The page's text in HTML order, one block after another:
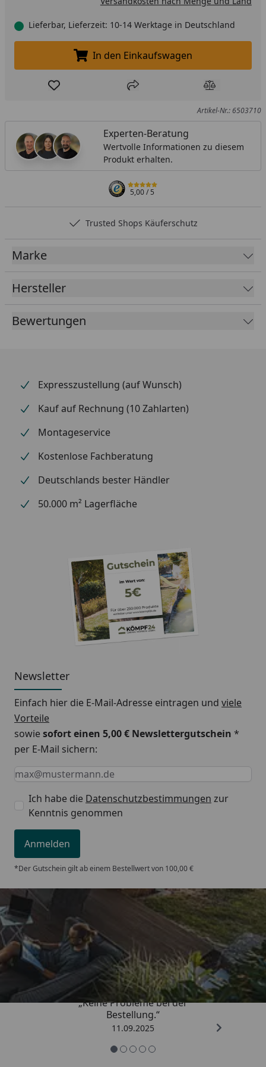
Lieferbar, Lieferzeit: 10-14 Werktage in Deutschland
In den Einkaufswagen legen
In den Einkaufswagen
Produkt zur Wunschliste hinzufügen
Teilen Produkt
Artikel-Nr.: 6503710
Experten-Beratung
Wertvolle Informationen zu diesem
Produkt erhalten.
5,00/ 5
Trusted Shops Käuferschutz
Marke
Hersteller
Bewertungen
Expresszustellung (auf Wunsch)
Kauf auf Rechnung (10 Zahlarten)
Montageservice
Kostenlose Fachberatung
Deutschlands bester Händler
50.000 m² Lagerfläche
Newsletter
Einfach hier die E-Mail-Adresse eintragen und viele
Vorteile
sowiesofort einen 5,00 € Newslettergutschein *
per E-Mail sichern:
Keine Eingabe erforderlich
Eingabe erforderlich
E-Mail *
Ich habe die Datenschutzbestimmungen zur
Kenntnis genommen
Anmelden
*Der Gutschein gilt ab einem Bestellwert von 100,00 €
Trusted Shops
5,00/ 5
„Keine Probleme bei der
Bestellung.“
11.09.2025